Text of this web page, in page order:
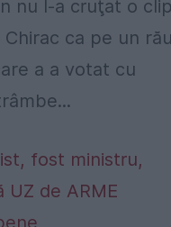
nu l-a cruţat o
ca pe un
a a votat cu